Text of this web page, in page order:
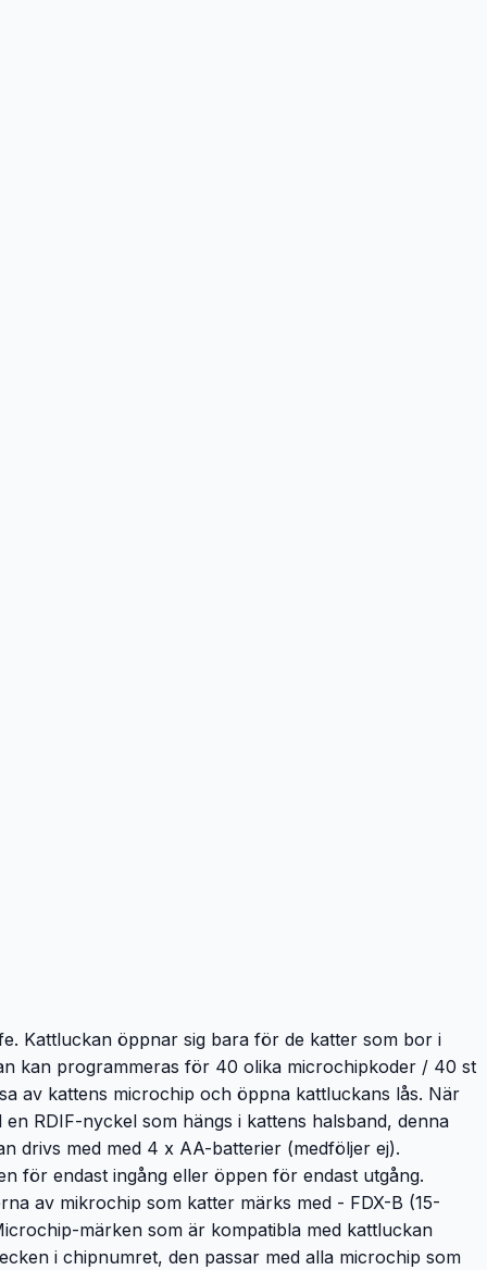
Kattluckan öppnar sig bara för de katter som bor i
kan programmeras för 40 olika microchipkoder / 40 st
av kattens microchip och öppna kattluckans lås. När
RDIF-nyckel som hängs i kattens halsband, denna
drivs med med 4 x AA-batterier (medföljer ej).
för endast ingång eller öppen för endast utgång.
av mikrochip som katter märks med - FDX-B (15-
märken som är kompatibla med kattluckan
i chipnumret, den passar med alla microchip som